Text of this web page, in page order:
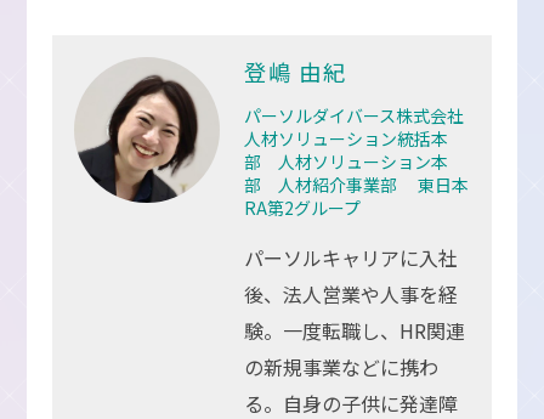
登嶋 由紀
パーソルダイバース株式会社
人材ソリューション統括本
部 人材ソリューション本
部 人材紹介事業部 東日本
RA第2グループ
パーソルキャリアに入社
後、法人営業や人事を経
験。一度転職し、HR関連
の新規事業などに携わ
る。自身の子供に発達障